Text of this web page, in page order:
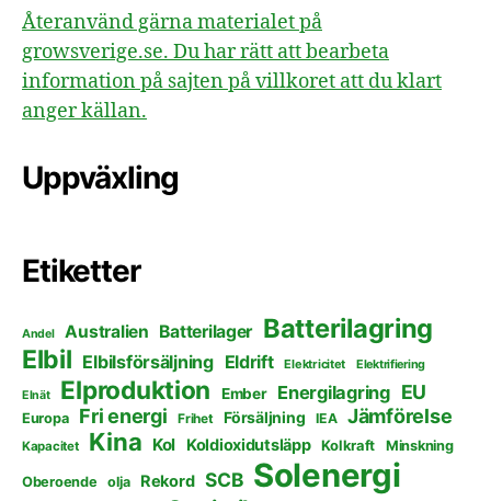
Återanvänd gärna materialet på
growsverige.se. Du har rätt att bearbeta
information på sajten på villkoret att du klart
anger källan.
Uppväxling
Etiketter
Andel Australien Batterilager Batterilagring
Elbil Elbilsförsäljning Eldrift Elektricitet Elektrifiering
Elnät Elproduktion Ember Energilagring EU
Europa Fri energi Frihet Försäljning IEA Jämförelse
Kapacitet Kina Kol Koldioxidutsläpp Kolkraft Minskning
Oberoende olja Rekord SCB Solenergi